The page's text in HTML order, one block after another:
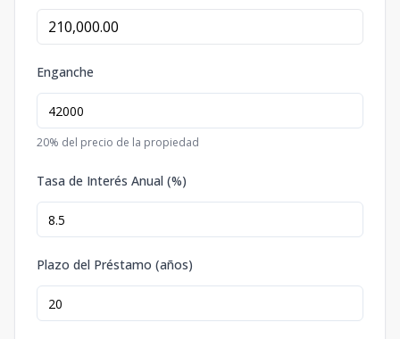
Enganche
20% del precio de la propiedad
Tasa de Interés Anual (%)
Plazo del Préstamo (años)